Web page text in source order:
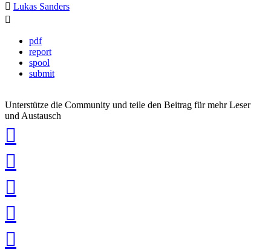
Lukas Sanders
pdf
report
spool
submit
Unterstütze die Community und teile den Beitrag für mehr Leser
und Austausch
teilen
teilen
teilen
teilen